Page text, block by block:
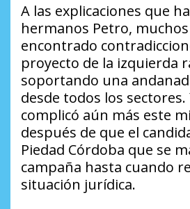
A las explicaciones que
hermanos Petro,
encontrado
proyecto de la izquierda
soportando una
desde todos los sectores.
complicó aún más este
después de que el
Piedad Córdoba que se
campaña hasta cuando
situación jurídica.